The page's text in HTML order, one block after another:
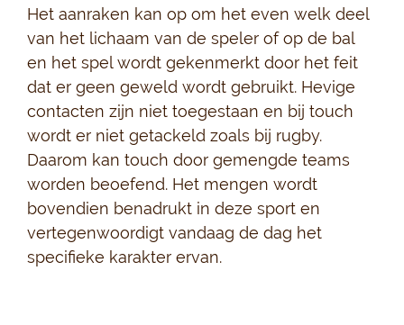
Het aanraken kan op om het even welk deel
van het lichaam van de speler of op de bal
en het spel wordt gekenmerkt door het feit
dat er geen geweld wordt gebruikt. Hevige
contacten zijn niet toegestaan en bij touch
wordt er niet getackeld zoals bij rugby.
Daarom kan touch door gemengde teams
worden beoefend. Het mengen wordt
bovendien benadrukt in deze sport en
vertegenwoordigt vandaag de dag het
specifieke karakter ervan.